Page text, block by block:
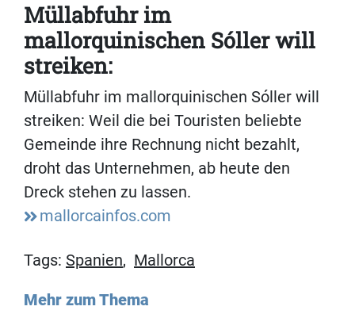
Müllabfuhr im
mallorquinischen Sóller will
streiken:
Müllabfuhr im mallorquinischen Sóller will
streiken: Weil die bei Touristen beliebte
Gemeinde ihre Rechnung nicht bezahlt,
droht das Unternehmen, ab heute den
Dreck stehen zu lassen.
mallorcainfos.com
Tags: Spanien, Mallorca
Mehr zum Thema